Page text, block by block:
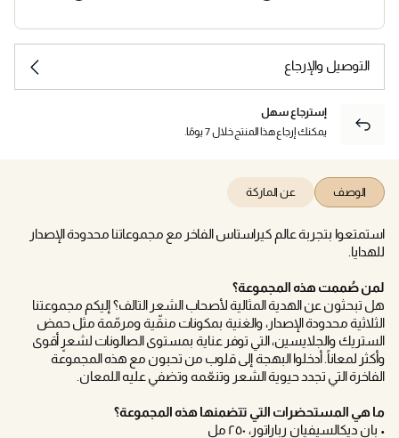
التوصيل والإرجاع
إسترجاع سهل
يمكنك إرجاع هذا المنتج خلال 7 يومًا.
الوصف عن الماركة
استمتعوا بتجربة عالم كيراستاس الفاخر مع مجموعاتنا محدودة الإصدار
للهدايا.
لمن صُممت هذه المجموعة؟
هل تبحثون عن الهدية المثالية لأصحاب الشعر التالف؟ إليكم مجموعتنا
الثلاثية محدودة الإصدار، والغنية بمكونات منقّية ومرمّمة مثل حمض
الستريك والجلايسين، التي توفر عناية بمستوى الصالونات لشعرٍ أقوى
وأكثر لمعاناً. أدخلوا البهجة إلى قلوب من تحبون مع هذه المجموعة
الفاخرة التي تجدد حيوية الشعر وتنعّمه وتضفي عليه اللمعان.
ما هي المستحضرات التي تتضمنها هذه المجموعة؟
• بان ديكالسيفيان رباراتور، ٢٥٠ مل